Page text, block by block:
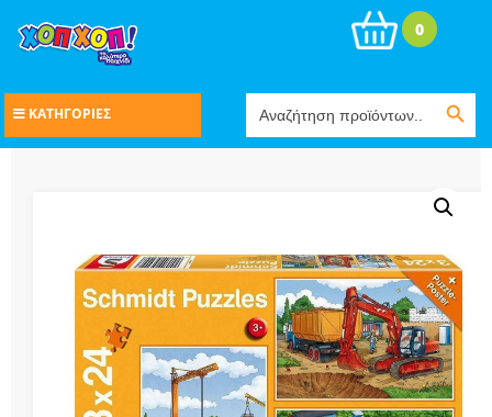
for:
Search Button
0
ΚΑΤΗΓΟΡΙΕΣ